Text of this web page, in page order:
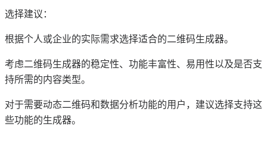
选择建议：
根据个人或企业的实际需求选择适合的二维码生成器。
考虑二维码生成器的稳定性、功能丰富性、易用性以及是否支
持所需的内容类型。
对于需要动态二维码和数据分析功能的用户，建议选择支持这
些功能的生成器。